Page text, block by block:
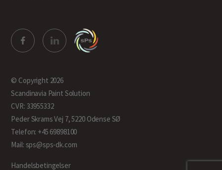
© Copyright 2026
Scandinavia Paint Solution
CVR: 33955332
Peder Skrams Vej 7, 5220 Odense SØ
Telefon: +45 69898100
Mail: sps@sps-dk.com
Handelsbetingelser